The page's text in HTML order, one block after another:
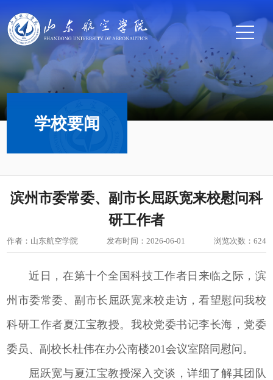
学校要闻
滨州市委常委、副市长屈跃宽来校慰问科
研工作者
作者：山东航空学院 发布时间：2026-06-01 浏览次数： 624
近日，在第十个全国科技工作者日来临之际，滨
州市委常委、副市长屈跃宽来校走访，看望慰问我校
科研工作者夏江宝教授。我校党委书记李长海，党委
委员、副校长杜伟在办公南楼201会议室陪同慰问。
屈跃宽与夏江宝教授深入交谈，详细了解其团队